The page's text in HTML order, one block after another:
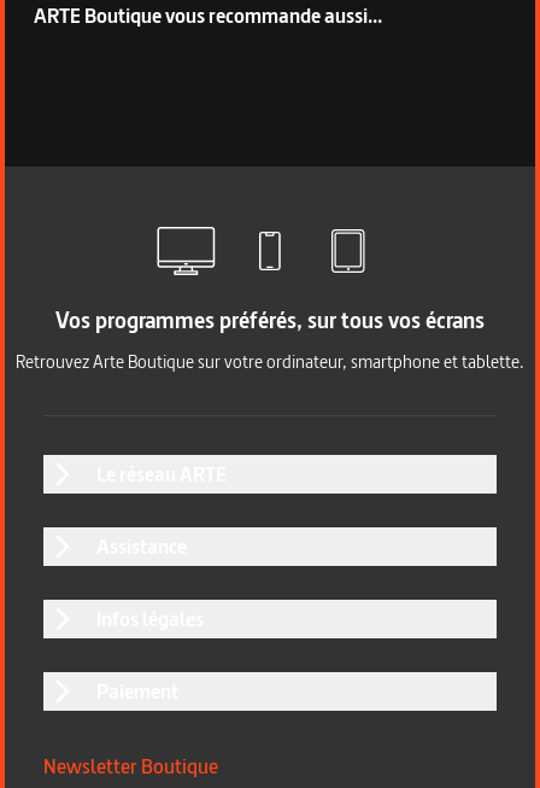
ARTE Boutique vous recommande aussi...
Vos programmes préférés, sur tous vos écrans
Retrouvez Arte Boutique sur votre ordinateur, smartphone et tablette.
Newsletter Boutique